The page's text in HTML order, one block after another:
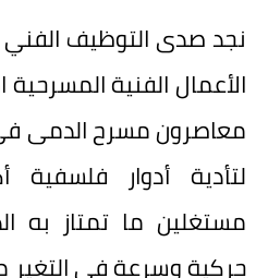
نجد صدى التوظيف
الأعمال الفنية
معاصرون مسرح الدمى
لتأدية أدوار فلسفية
مستغلين ما تمتاز به
حركية وسرعة في التغير